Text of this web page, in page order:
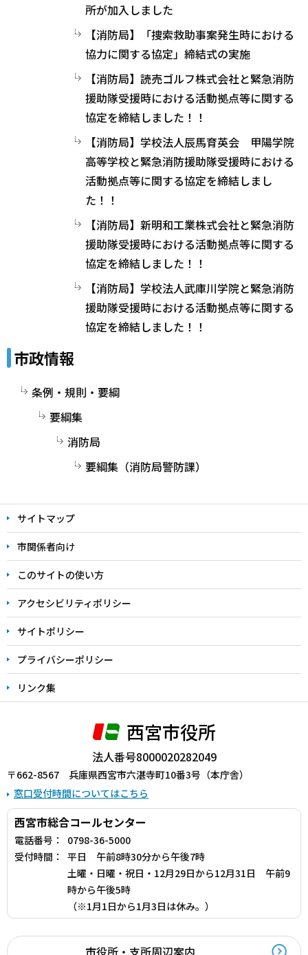
所が加入しました
【消防局】「捜索救助事案発生時における
協力に関する協定」締結式の実施
【消防局】読売ゴルフ株式会社と緊急消防
援助隊受援時における活動拠点等に関する
協定を締結しました！！
【消防局】学校法人辰馬育英会 甲陽学院
高等学校と緊急消防援助隊受援時における
活動拠点等に関する協定を締結しまし
た！！
【消防局】新明和工業株式会社と緊急消防
援助隊受援時における活動拠点等に関する
協定を締結しました！！
【消防局】学校法人武庫川学院と緊急消防
援助隊受援時における活動拠点等に関する
協定を締結しました！！
市政情報
条例・規則・要綱
要綱集
消防局
要綱集（消防局警防課）
サイトマップ
市関係者向け
このサイトの使い方
アクセシビリティポリシー
サイトポリシー
プライバシーポリシー
リンク集
西宮市役所
法人番号8000020282049
〒662-8567 兵庫県西宮市六湛寺町10番3号（本庁舎）
窓口受付時間についてはこちら
西宮市総合コールセンター
電話番号：
0798-36-5000
受付時間：
平日 午前8時30分から午後7時
土曜・日曜・祝日・12月29日から12月31日 午前9
時から午後5時
（※1月1日から1月3日は休み。）